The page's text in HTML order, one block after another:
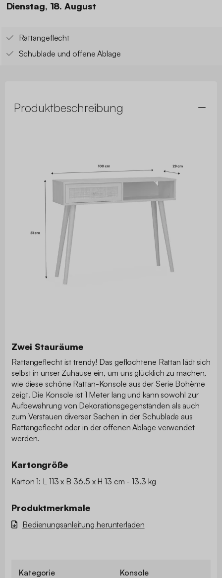
Dienstag, 18. August
Rattangeflecht
Schublade und offene Ablage
Produktbeschreibung
Zwei Stauräume
Rattangeflecht ist trendy! Das geflochtene Rattan lädt sich
selbst in unser Zuhause ein, um uns glücklich zu machen,
wie diese schöne Rattan-Konsole aus der Serie Bohème
zeigt. Die Konsole ist 1 Meter lang und kann sowohl zur
Aufbewahrung von Dekorationsgegenständen als auch
zum Verstauen diverser Sachen in der Schublade aus
Rattangeflecht oder in der offenen Ablage verwendet
werden.
Kartongröße
Karton 1: L 113 x B 36.5 x H 13 cm - 13.3 kg
Produktmerkmale
Bedienungsanleitung herunterladen
Kategorie Konsole